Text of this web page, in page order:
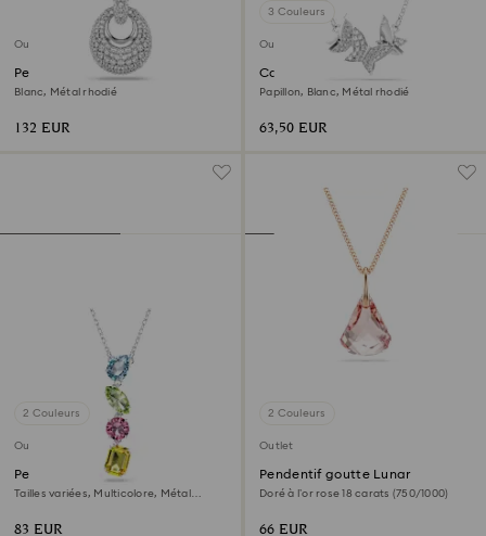
Outlet
Pendentif Sublima
Blanc, Métal rhodié
132 EUR
3 Couleurs
Outlet
Collier Idyllia Lilia
Papillon, Blanc, Métal rhodié
63,50 EUR
2 Couleurs
Outlet
Pendentif en Y Gema
Tailles variées, Multicolore, Métal
83 EUR
2 Couleurs
Outlet
Pendentif goutte Lunar
Doré à l’or rose 18 carats (750/1000)
66 EUR